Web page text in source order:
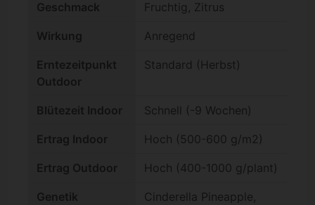
Geschmack Fruchtig, Zitrus
Wirkung Anregend
Erntezeitpunkt
Outdoor
Standard (Herbst)
Blütezeit Indoor Schnell (-9 Wochen)
Ertrag Indoor Hoch (500-600 g/m2)
Ertrag Outdoor Hoch (400-1000 g/plant)
Genetik
Cinderella Pineapple,